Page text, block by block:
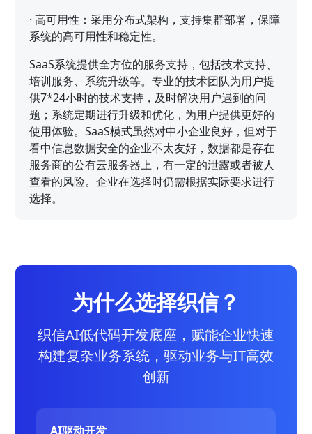
·高可用性：采用分布式架构，支持集群部署，保障
系统的高可用性和稳定性。
SaaS系统提供全方位的服务支持，包括技术支持、
培训服务、系统升级等。专业的技术团队为用户提
供7*24小时的技术支持，及时解决用户遇到的问
题；系统定期进行升级和优化，为用户提供更好的
使用体验。SaaS模式虽然对中小企业良好，但对于
看中信息数据安全的企业不太友好，数据都是存在
服务商的公有云服务器上，有一定的泄露或者被人
查看的风险。企业在选择时仍需根据实际要求进行
选择。
为什么选择织信？
织信AI低代码开发底座，赋能企业快速
构建复杂业务系统，驱动业务与IT高效
创新
AI驱动开发